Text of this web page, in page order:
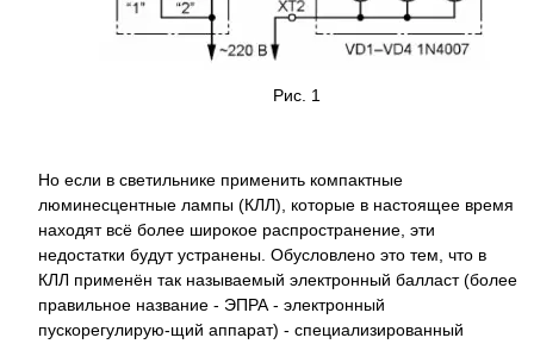
Рис. 1
Но если в светильнике применить компактные
люминесцентные лампы (КЛЛ), которые в настоящее время
находят всё более широкое распространение, эти
недостатки будут устранены. Обусловлено это тем, что в
КЛЛ применён так называемый электронный балласт (более
правильное название - ЭПРА - электронный
пускорегулирую-щий аппарат) - специализированный